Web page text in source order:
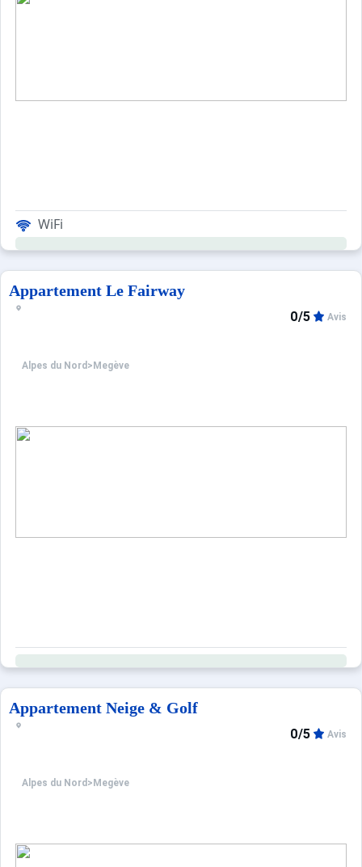
WiFi
Appartement Le Fairway
Alpes du Nord > Megève
0/5 Avis
Appartement Neige & Golf
Alpes du Nord > Megève
0/5 Avis